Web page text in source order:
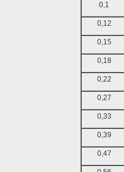
0,1
0,12
0,15
0,18
0,22
0,27
0,33
0,39
0,47